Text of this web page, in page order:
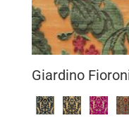
Giardino